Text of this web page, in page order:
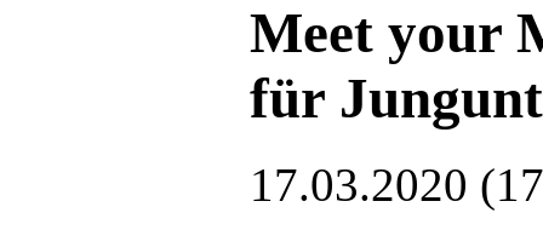
Meet your
für
17.03.2020